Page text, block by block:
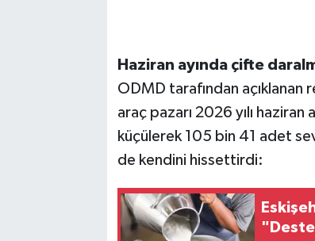
Haziran ayında çifte
ODMD tarafından
araç pazarı 2026 yılı haziran
küçülerek 105 bin 41 adet
de kendini hissettirdi: